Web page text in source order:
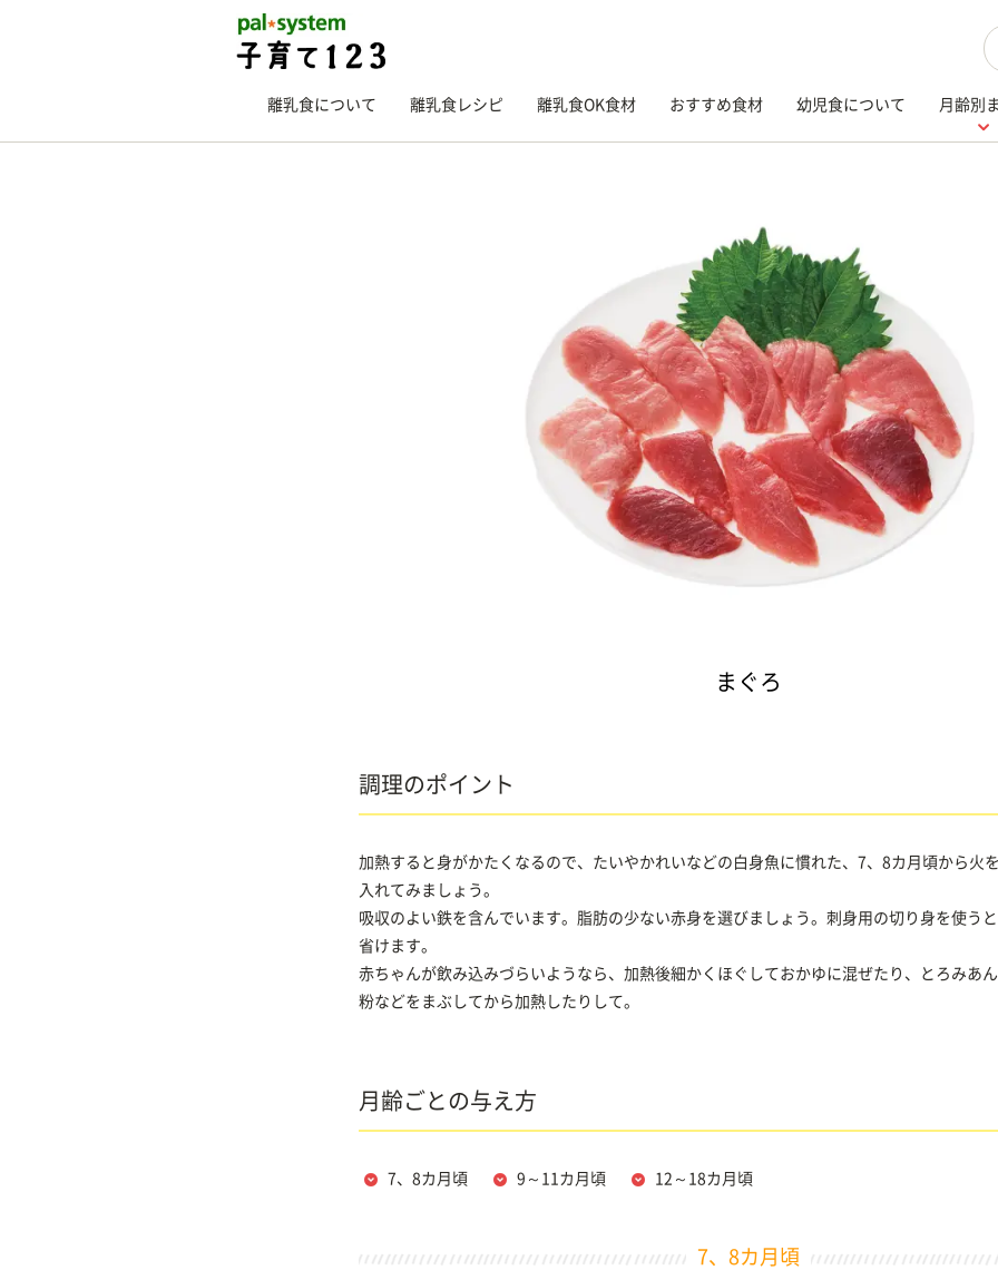
離乳食について 離乳食レシピ 離乳食OK食材 おすすめ食材 幼児食について 月齢別
まぐろ
調理のポイント
加熱すると身がかたくなるので、たいやかれいなどの白身魚に慣れた、7、8カ月頃から火
入れてみましょう。
吸収のよい鉄を含んでいます。脂肪の少ない赤身を選びましょう。刺身用の切り身を使う
省けます。
赤ちゃんが飲み込みづらいようなら、加熱後細かくほぐしておかゆに混ぜたり、とろみあ
粉などをまぶしてから加熱したりして。
月齢ごとの与え方
7、8カ月頃 9～11カ月頃 12～18カ月頃
7、8カ月頃